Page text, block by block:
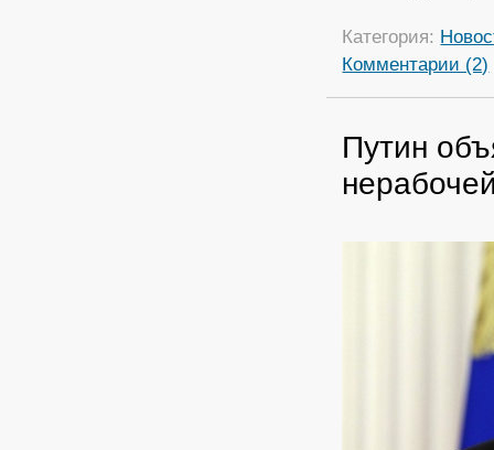
Категория:
Комментарии (2)
Путин